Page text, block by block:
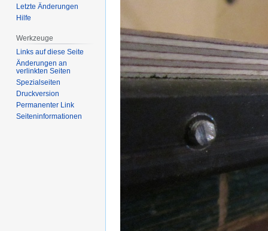
Letzte Änderungen
Hilfe
Werkzeuge
Links auf diese Seite
Änderungen an
verlinkten Seiten
Spezialseiten
Druckversion
Permanenter Link
Seiten­informationen